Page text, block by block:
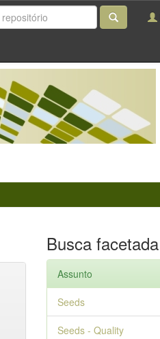
Busca facetada
Assunto
Seeds
Seeds - Quality